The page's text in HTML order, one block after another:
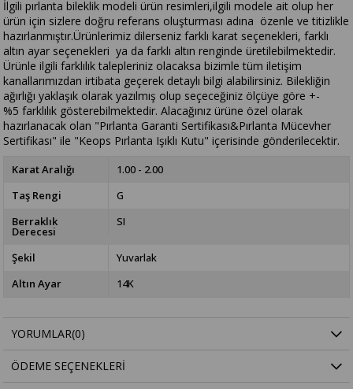
İlgili pırlanta bileklik modeli ürün resimleri,ilgili modele ait olup her
ürün için sizlere doğru referans oluşturması adına özenle ve titizlikle
hazırlanmıştır.Ürünlerimiz dilerseniz farklı karat seçenekleri, farklı
altın ayar seçenekleri ya da farklı altın renginde üretilebilmektedir.
Ürünle ilgili farklılık talepleriniz olacaksa bizimle tüm iletişim
kanallarımızdan irtibata geçerek detaylı bilgi alabilirsiniz. Bilekliğin
ağırlığı yaklaşık olarak yazılmış olup seçeceğiniz ölçüye göre +-
%5 farklılık gösterebilmektedir. Alacağınız ürüne özel olarak
hazırlanacak olan "Pırlanta Garanti Sertifikası&Pırlanta Mücevher
Sertifikası" ile "Keops Pırlanta Işıklı Kutu" içerisinde gönderilecektir.
Karat Aralığı
1.00 - 2.00
Taş Rengi
G
Berraklık
Derecesi
SI
Şekil
Yuvarlak
Altın Ayar
14K
YORUMLAR(0)
ÖDEME SEÇENEKLERI